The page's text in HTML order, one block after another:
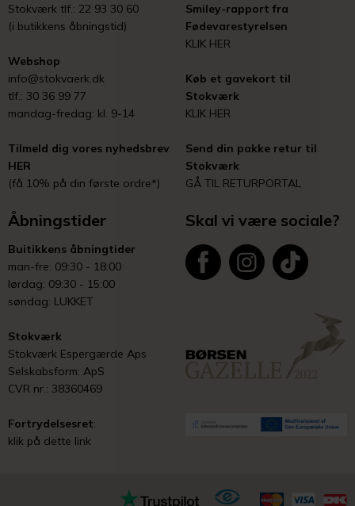
Stokværk tlf.: 22 93 30 60
(i butikkens åbningstid)
Webshop
info@stokvaerk.dk
tlf.: 30 36 99 77
mandag-fredag: kl. 9-14
Tilmeld dig vores nyhedsbrev
HER
(få 10% på din første ordre*)
Smiley-rapport fra
Fødevarestyrelsen
KLIK HER
Køb et gavekort til
Stokværk
KLIK HER
Send din pakke retur til
Stokværk
GÅ TIL RETURPORTAL
Åbningstider
Buitikkens åbningtider
man-fre: 09:30 - 18:00
lørdag: 09:30 - 15:00
søndag: LUKKET
Stokværk
Stokværk Espergærde Aps
Selskabsform: ApS
CVR nr.: 38360469
Fortrydelsesret:
klik på dette link
Skal vi være sociale?